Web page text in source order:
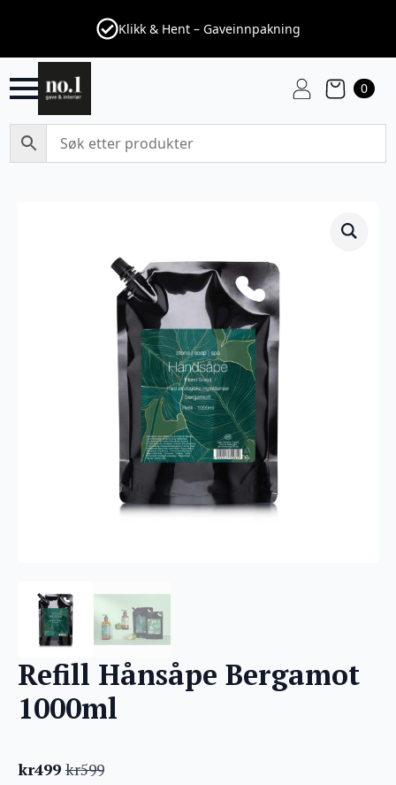
Klikk & Hent – Gaveinnpakning
0
Refill Hånsåpe Bergamot
1000ml
kr599
Opprinnelig
kr499
Nåværende